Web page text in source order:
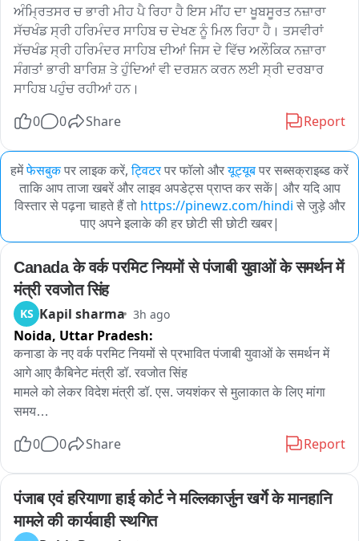
ਅੰਮ੍ਰਿਤਸਰ ਚ ਭਾਰੀ ਮੀਹ ਪੈ ਰਿਹਾ ਹੈ ਇਸ ਮੀਂਹ ਦਾ ਖੂਬਸੂਰਤ ਨਜ਼ਾਰਾ
ਸੱਚਖੰਡ ਸ੍ਰੀ ਹਰਿਮੰਦਰ ਸਾਹਿਬ ਚ ਦੇਖਣ ਨੂੰ ਮਿਲ ਰਿਹਾ ਹੈ। ਤਸਵੀਰਾਂ
ਸੱਚਖੰਡ ਸ੍ਰੀ ਹਰਿਮੰਦਰ ਸਾਹਿਬ ਦੀਆਂ ਜਿਸ ਦੇ ਵਿੱਚ ਅਲੌਕਿਕ ਨਜ਼ਾਰਾ
ਸੰਗਤਾਂ ਭਾਰੀ ਬਾਰਿਸ਼ ਤੇ ਹੁੰਦਿਆਂ ਵੀ ਦਰਸ਼ਨ ਕਰਨ ਲਈ ਸ੍ਰੀ ਦਰਬਾਰ
ਸਾਹਿਬ ਪਹੁੰਚ ਰਹੀਆਂ ਹਨ।
0 0 Share Report
हमेंफेसबुकपर लाइक करें, ट्विटरपर फॉलो औरयूट्यूबपर सब्सक्राइब्ड करें
ताकि आप ताजा खबरें और लाइव अपडेट्स प्राप्त कर सकें| और यदि आप
विस्तार से पढ़ना चाहते हैं तो https://pinewz.com/hindi से जुड़े और
पाए अपने इलाके की हर छोटी सी छोटी खबर|
Canada के वर्क परमिट नियमों से पंजाबी युवाओं के समर्थन में
मंत्री रवजोत सिंह
KS Kapil sharma 3h ago
Noida, Uttar Pradesh:
कनाडा के नए वर्क परमिट नियमों से प्रभावित पंजाबी युवाओं के समर्थन में
आगे आए कैबिनेट मंत्री डॉ. रवजोत सिंह
मामले को लेकर विदेश मंत्री डॉ. एस. जयशंकर से मुलाकात के लिए मांगा
समय
पंजाब के युवाओं और प्रभावित परिवारों को आ रही मुश्किलों पर चर्चा के लिए
0 0 Share Report
पंजाब एवं हरियाणा हाई कोर्ट ने मल्लिकार्जुन खर्गे के मानहानि
मामले की कार्यवाही स्थगित